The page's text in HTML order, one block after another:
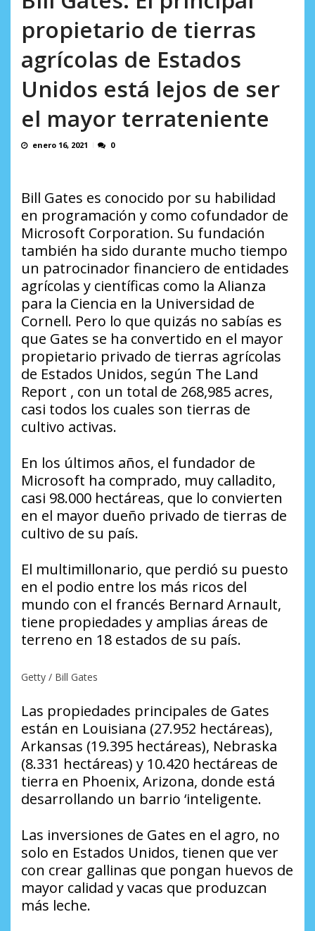
propietario de tierras
agrícolas de Estados
Unidos está lejos de ser
el mayor terrateniente
enero 16, 2021 0
Bill Gates es conocido por su habilidad
en programación y como cofundador de
Microsoft Corporation. Su fundación
también ha sido durante mucho tiempo
un patrocinador financiero de entidades
agrícolas y científicas como la Alianza
para la Ciencia en la Universidad de
Cornell. Pero lo que quizás no sabías es
que Gates se ha convertido en el mayor
propietario privado de tierras agrícolas
de Estados Unidos, según The Land
Report , con un total de 268,985 acres,
casi todos los cuales son tierras de
cultivo activas.
En los últimos años, el fundador de
Microsoft ha comprado, muy calladito,
casi 98.000 hectáreas, que lo convierten
en el mayor dueño privado de tierras de
cultivo de su país.
El multimillonario, que perdió su puesto
en el podio entre los más ricos del
mundo con el francés Bernard Arnault,
tiene propiedades y amplias áreas de
terreno en 18 estados de su país.
Getty / Bill Gates
Las propiedades principales de Gates
están en Louisiana (27.952 hectáreas),
Arkansas (19.395 hectáreas), Nebraska
(8.331 hectáreas) y 10.420 hectáreas de
tierra en Phoenix, Arizona, donde está
desarrollando un barrio ‘inteligente.
Las inversiones de Gates en el agro, no
solo en Estados Unidos, tienen que ver
con crear gallinas que pongan huevos de
mayor calidad y vacas que produzcan
más leche.